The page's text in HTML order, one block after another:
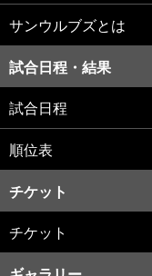
サンウルブズとは
試合日程・結果
試合日程
順位表
チケット
チケット